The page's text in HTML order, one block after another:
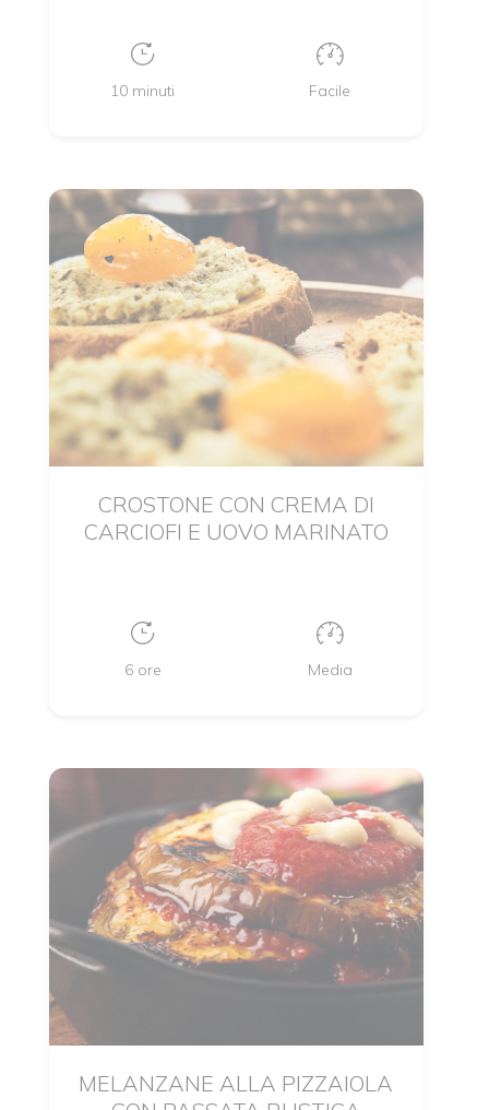
10 minuti Facile
CROSTONE CON CREMA DI
CARCIOFI E UOVO MARINATO
6 ore Media
MELANZANE ALLA PIZZAIOLA